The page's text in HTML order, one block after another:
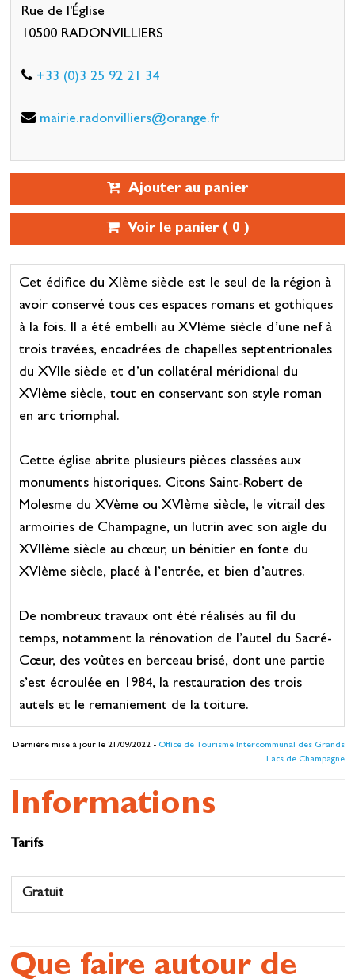
Rue de l'Église
10500 RADONVILLIERS
+33 (0)3 25 92 21 34
mairie.radonvilliers@orange.fr
Ajouter au panier
Voir le panier ( 0 )
Cet édifice du XIème siècle est le seul de la région à
avoir conservé tous ces espaces romans et gothiques
à la fois. Il a été embelli au XVIème siècle d’une nef à
trois travées, encadrées de chapelles septentrionales
du XVIIe siècle et d’un collatéral méridional du
XVIème siècle, tout en conservant son style roman
en arc triomphal.
Cette église abrite plusieurs pièces classées aux
monuments historiques. Citons Saint-Robert de
Molesme du XVème ou XVIème siècle, le vitrail des
armoiries de Champagne, un lutrin avec son aigle du
XVIIème siècle au chœur, un bénitier en fonte du
XVIème siècle, placé à l’entrée, et bien d’autres.
De nombreux travaux ont été réalisés au fil du
temps, notamment la rénovation de l’autel du Sacré-
Cœur, des voûtes en berceau brisé, dont une partie
s’est écroulée en 1984, la restauration des trois
autels et le remaniement de la toiture.
Dernière mise à jour le 21/09/2022 - Office de Tourisme Intercommunal des Grands
Lacs de Champagne
Informations
Tarifs
Gratuit
Que faire autour de